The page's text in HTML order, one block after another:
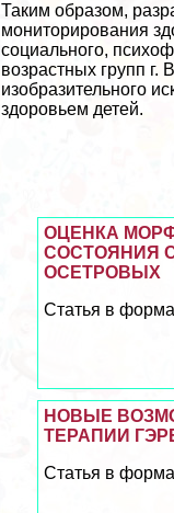
Таким образом,
мониторирования
социального,
возрастных групп
изобразительного
здоровьем детей.
ОЦЕНКА
СОСТОЯНИЯ
ОСЕТРОВЫХ
Статья в
НОВЫЕ
ТЕРАПИИ
Статья в